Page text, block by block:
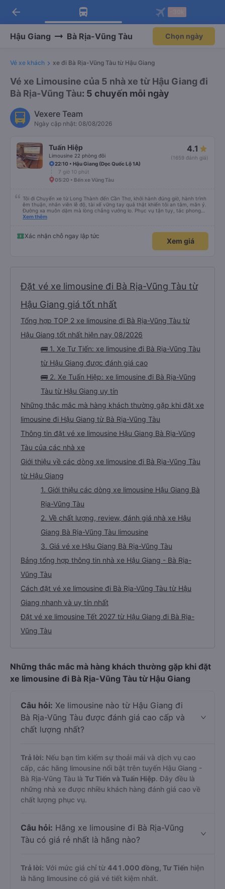
Tải app Vexere ngay!
Nhận ưu đãi thành viên độc
Mở app
Tải app Vexere
-30k/ghế khi đặt vé máy bay qua
Mở app
arrow_back
Hậu Giang Bà Rịa-Vũng Tàu Chọn ngày
Vé xe khách xe đi Bà Rịa-Vũng Tàu từ Hậu Giang
Vé xe Limousine của 5 nhà xe từ Hậu Giang đi
Bà Rịa-Vũng Tàu: 5 chuyến mỗi ngày
Vexere Team
Ngày cập nhật: 08/08/2026
Tuấn Hiệp
Limousine 22 phòng đôi
4.1
(1659 đánh giá)
22:10 • Hậu Giang (Dọc Quốc Lộ 1A)
7 giờ 10 phút
05:20 • Bến xe Vũng Tàu
Tôi đi Chuyến xe từ Long Thành đến Cần Thơ, khởi hành đúng giờ, hành trình
êm thuận, nhân viên lễ độ, tài xế vững tay quả thật khiến tôi an tâm, mãn ý.
Đường xa muôn dặm mà lòng chẳng vướng lo. Phục vụ tận tụy, tác phong
nghiêm cẩn, hiếm thấy giữa thời buổi kim tiền vội vã. Xã hội loạn đạo. Xin gửi
Xem thêm
Xác nhận chỗ ngay lập tức
Xem giá
Đặt vé xe limousine đi Bà Rịa-Vũng Tàu từ
Hậu Giang giá tốt nhất
Tổng hợp TOP 2 xe limousine đi Bà Rịa-Vũng Tàu từ
Hậu Giang tốt nhất hiện nay 08/2026
🚌 1. Xe Tư Tiến: xe limousine đi Bà Rịa-Vũng Tàu
từ Hậu Giang được đánh giá cao
🚌 2. Xe Tuấn Hiệp: xe limousine đi Bà Rịa-Vũng
Tàu từ Hậu Giang uy tín
Những thắc mắc mà hàng khách thường gặp khi đặt xe
limousine đi Hậu Giang từ Bà Rịa-Vũng Tàu
Thông tin đặt vé xe limousine Hậu Giang Bà Rịa-Vũng
Tàu của các nhà xe
Giới thiệu về các dòng xe limousine đi Bà Rịa-Vũng Tàu
từ Hậu Giang
1. Giới thiệu các dòng xe limousine Hậu Giang Bà
Rịa-Vũng Tàu
2. Về chất lượng, review, đánh giá nhà xe Hậu
Giang Bà Rịa-Vũng Tàu limousine
3. Giá vé xe Hậu Giang Bà Rịa-Vũng Tàu
Bảng tổng hợp thông tin nhà xe Hậu Giang - Bà Rịa-
Vũng Tàu
Cách đặt vé xe limousine đi Bà Rịa-Vũng Tàu từ Hậu
Giang nhanh và uy tín nhất
Đặt vé xe limousine Tết 2027 từ Hậu Giang đi Bà Rịa-
Vũng Tàu
Những thắc mắc mà hàng khách thường gặp khi đặt
xe limousine đi Bà Rịa-Vũng Tàu từ Hậu Giang
Câu hỏi: Xe limousine nào từ Hậu Giang đi
Bà Rịa-Vũng Tàu được đánh giá cao cấp và
chất lượng nhất?
Trả lời: Nếu bạn tìm kiếm sự thoải mái và dịch vụ cao
cấp, các hãng limousine nổi bật trên tuyến Hậu Giang -
Bà Rịa-Vũng Tàu là Tư Tiến và Tuấn Hiệp. Đây đều là
những nhà xe được nhiều khách hàng đánh giá cao về
chất lượng phục vụ.
Câu hỏi: Hãng xe limousine đi Bà Rịa-Vũng
Tàu có giá rẻ nhất là hãng nào?
Trả lời: Với mức giá chỉ từ 441.000 đồng, Tư Tiến hiện
là hãng limousine có giá vé tiết kiệm nhất.